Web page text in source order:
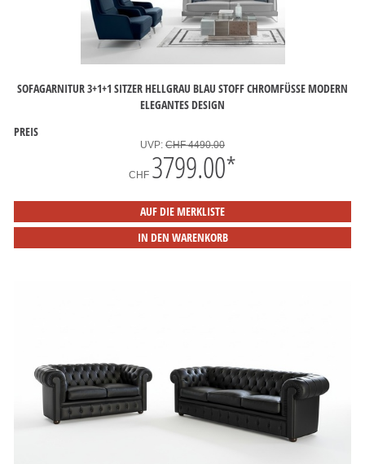
SOFAGARNITUR 3+1+1 SITZER HELLGRAU BLAU STOFF CHROMFÜSSE MODERN E
LEGANTES DESIGN
PREIS
UVP: CHF 4490.00
CHF 3799.00*
AUF DIE MERKLISTE
IN DEN WARENKORB